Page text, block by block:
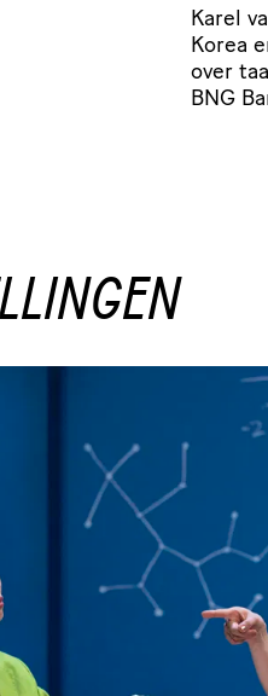
Karel
Korea
over
BNG